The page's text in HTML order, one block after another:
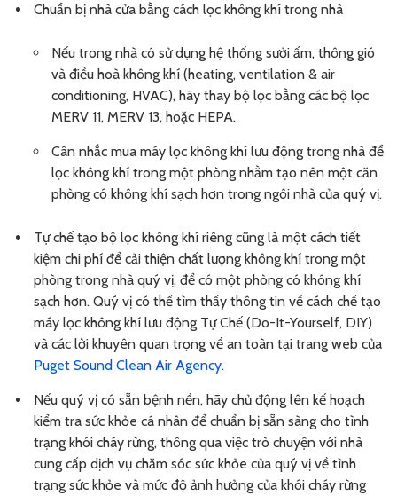
Chuẩn bị nhà cửa bằng cách lọc không khí trong nhà
Nếu trong nhà có sử dụng hệ thống sưởi ấm, thông gió
và điều hoà không khí (heating, ventilation & air
conditioning, HVAC), hãy thay bộ lọc bằng các bộ lọc
MERV 11, MERV 13, hoặc HEPA.
Cân nhắc mua máy lọc không khí lưu động trong nhà để
lọc không khí trong một phòng nhằm tạo nên một căn
phòng có không khí sạch hơn trong ngôi nhà của quý vị.
Tự chế tạo bộ lọc không khí riêng cũng là một cách tiết
kiệm chi phí để cải thiện chất lượng không khí trong một
phòng trong nhà quý vị, để có một phòng có không khí
sạch hơn. Quý vị có thể tìm thấy thông tin về cách chế tạo
máy lọc không khí lưu động Tự Chế (Do-It-Yourself, DIY)
và các lời khuyên quan trọng về an toàn tại trang web của
Puget Sound Clean Air Agency.
Nếu quý vị có sẵn bệnh nền, hãy chủ động lên kế hoạch
kiểm tra sức khỏe cá nhân để chuẩn bị sẵn sàng cho tình
trạng khói cháy rừng, thông qua việc trò chuyện với nhà
cung cấp dịch vụ chăm sóc sức khỏe của quý vị về tình
trạng sức khỏe và mức độ ảnh hưởng của khói cháy rừng